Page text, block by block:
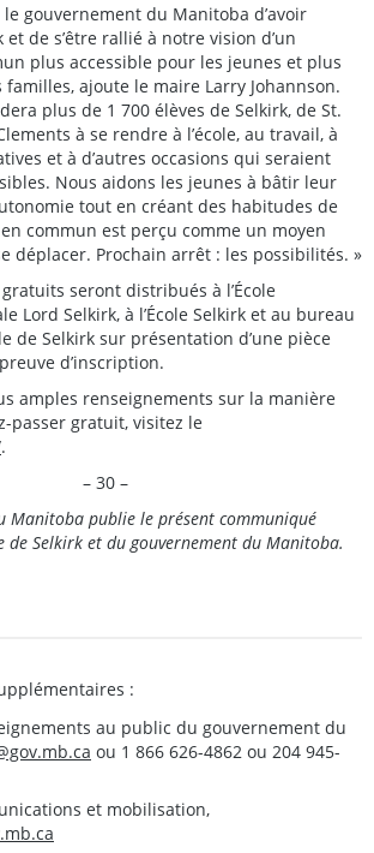
gouvernement du Manitoba d’avoir
de s’être rallié à notre vision d’un
plus accessible pour les jeunes et plus
ajoute le maire Larry Johannson.
plus de 1 700 élèves de Selkirk, de St.
à se rendre à l’école, au travail, à
et à d’autres occasions qui seraient
Nous aidons les jeunes à bâtir leur
tout en créant des habitudes de
commun est perçu comme un moyen
déplacer. Prochain arrêt : les possibilités. »
seront distribués à l’École
Lord Selkirk, à l’École Selkirk et au bureau
de Selkirk sur présentation d’une pièce
d’inscription.
amples renseignements sur la manière
passer gratuit, visitez le
.
– 30 –
Manitoba publie le présent communiqué
de Selkirk et du gouvernement du Manitoba.
:
au public du gouvernement du
ou 1 866 626-4862 ou 204 945-
et mobilisation,